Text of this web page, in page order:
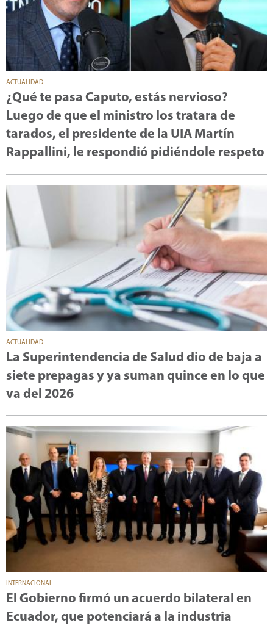
ACTUALIDAD
¿Qué te pasa Caputo, estás nervioso?
Luego de que el ministro los tratara de
tarados, el presidente de la UIA Martín
Rappallini, le respondió pidiéndole respeto
ACTUALIDAD
La Superintendencia de Salud dio de baja a
siete prepagas y ya suman quince en lo que
va del 2026
INTERNACIONAL
El Gobierno firmó un acuerdo bilateral en
Ecuador, que potenciará a la industria